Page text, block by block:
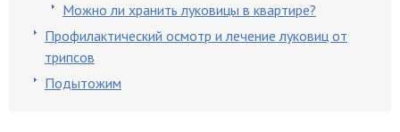
Можно ли хранить луковицы в квартире?
Профилактический осмотр и лечение луковиц от
трипсов
Подытожим